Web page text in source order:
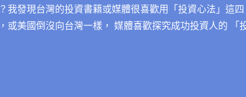
我發現台灣的投資書籍或媒體很喜歡用「投資心法」這四
或美國倒沒向台灣一樣， 媒體喜歡探究成功投資人的 「